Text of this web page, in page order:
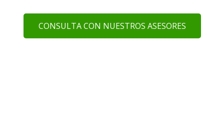
CONSULTA CON NUESTROS ASESORES